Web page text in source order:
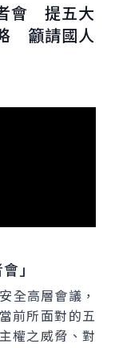
會 提五大
籲請國人
」
全高層會議，
前所面對的五
權之威脅、對